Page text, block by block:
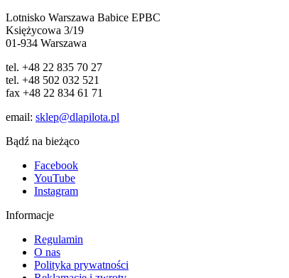
Lotnisko Warszawa Babice EPBC
Księżycowa 3/19
01-934 Warszawa
tel. +48 22 835 70 27
tel. +48 502 032 521
fax +48 22 834 61 71
email: sklep@dlapilota.pl
Bądź na bieżąco
Facebook
YouTube
Instagram
Informacje
Regulamin
O nas
Polityka prywatności